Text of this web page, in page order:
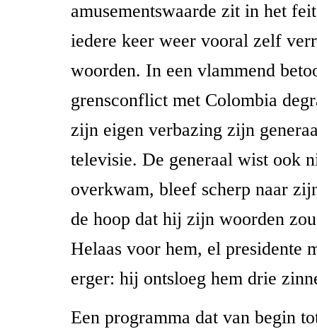
amusementswaarde zit in het
iedere keer weer vooral zelf
woorden. In een vlammend
grensconflict met Colombia
zijn eigen verbazing zijn
televisie. De generaal wist ook
overkwam, bleef scherp naar
de hoop dat hij zijn woorden
Helaas voor hem, el presidente
erger: hij ontsloeg hem drie
Een programma dat van begin